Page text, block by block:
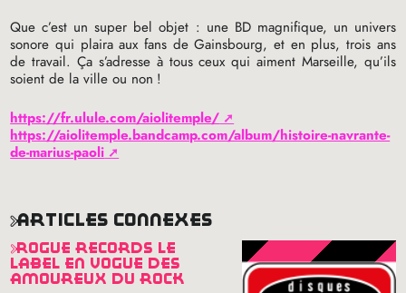
Que c’est un super bel objet : une BDmagnifique, un univers
sonore qui plaira aux fans de Gainsbourg, et en plus, trois ans
de travail. Ça s’adresse à tous ceux qui aiment Marseille, qu’ils
soient de la ville ou non !
https://fr.ulule.com/aiolitemple/
https://aiolitemple.bandcamp.com/album/histoire-navrante-
de-marius-paoli
articles connexes
rogue records le
label en vogue des
amoureux du rock